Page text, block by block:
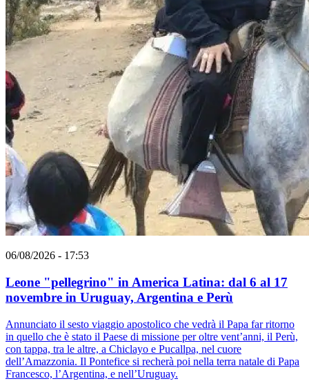
06/08/2026 - 17:53
Leone "pellegrino" in America Latina: dal 6 al 17
novembre in Uruguay, Argentina e Perù
Annunciato il sesto viaggio apostolico che vedrà il Papa far ritorno
in quello che è stato il Paese di missione per oltre vent’anni, il Perù,
con tappa, tra le altre, a Chiclayo e Pucallpa, nel cuore
dell’Amazzonia. Il Pontefice si recherà poi nella terra natale di Papa
Francesco, l’Argentina, e nell’Uruguay.